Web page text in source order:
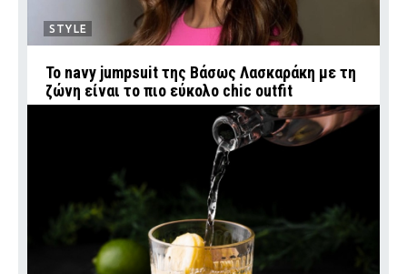
STYLE
Το navy jumpsuit της Βάσως Λασκαράκη με τη
ζώνη είναι το πιο εύκολο chic outfit